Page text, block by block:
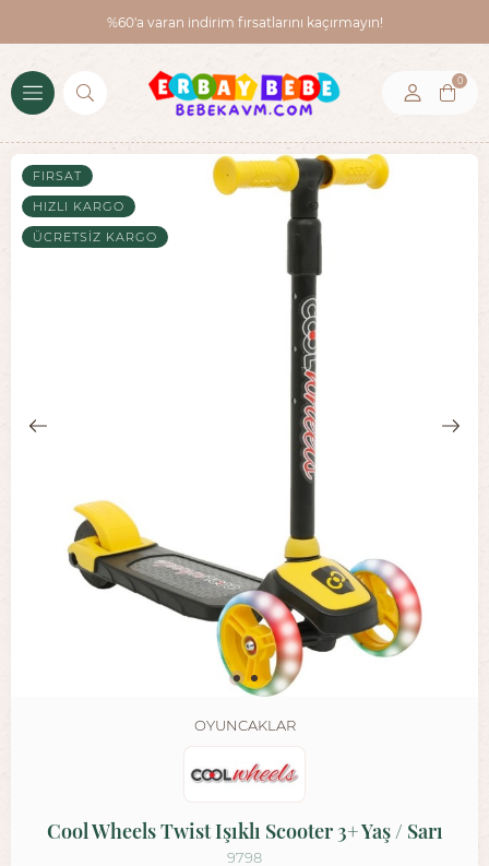
%60'a varan indirim fırsatlarını kaçırmayın!
0
FIRSAT
HIZLI KARGO
ÜCRETSIZ KARGO
OYUNCAKLAR
Cool Wheels Twist Işıklı Scooter 3+ Yaş / Sarı
9798